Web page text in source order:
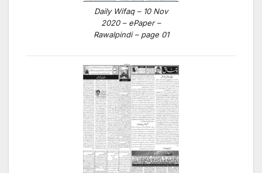
Daily Wifaq – 10 Nov
2020 – ePaper –
Rawalpindi – page 01